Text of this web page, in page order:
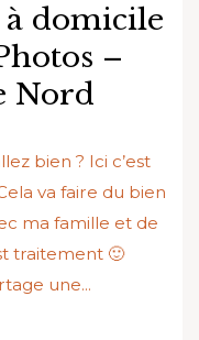
à domicile
–
Nord
bien ? Ici c’est
va faire du bien
ma famille et de
traitement 🙂
une...